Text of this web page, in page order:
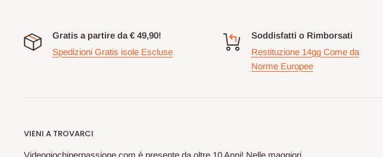
Gratis a partire da € 49,90!
Spedizioni Gratis isole Escluse
Soddisfatti o Rimborsati
Restituzione 14gg Come da
Norme Europee
VIENI A TROVARCI